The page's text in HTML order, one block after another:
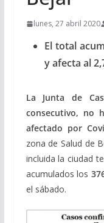
lunes, 27 abril 2020
El total
y afecta al
La Junta de
consecutivo, no
afectado por
zona de Salud de
incluida la ciudad
acumulados los
el sábado.